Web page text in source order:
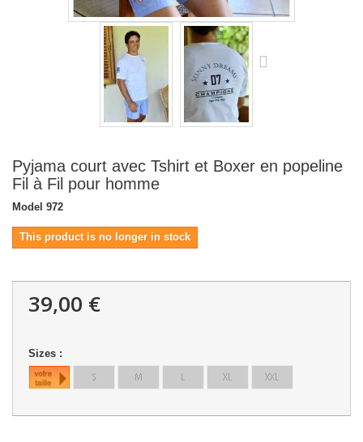
Pyjama court avec Tshirt et Boxer en popeline
Fil à Fil pour homme
Model 972
This product is no longer in stock
39,00 €
Sizes :